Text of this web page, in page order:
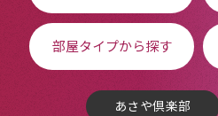
部屋タイプから探す
あさや倶楽部